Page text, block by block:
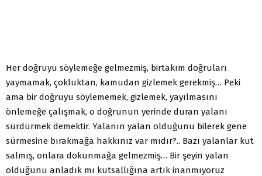
Her doğruyu söylemeğe gelmezmiş, birtakım doğruları
yaymamak, çokluktan, kamudan gizlemek gerekmiş… Peki
ama bir doğruyu söylememek, gizlemek, yayılmasını
önlemeğe çalışmak, o doğrunun yerinde duran yalanı
sürdürmek demektir. Yalanın yalan olduğunu bilerek gene
sürmesine bırakmağa hakkınız var mıdır?.. Bazı yalanlar kut
salmış, onlara dokunmağa gelmezmiş… Bir şeyin yalan
olduğunu anladık mı kutsallığına artık inanmıyoruz